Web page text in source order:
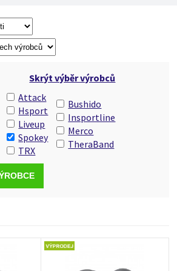
Skrýt výběr výrobců
Attack
Hsport
Liveup
Spokey
TRX
Bushido
Insportline
Merco
TheraBand